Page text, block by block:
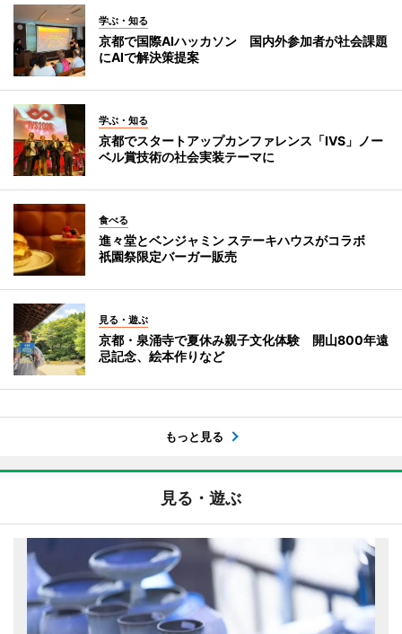
学ぶ・知る
京都で国際AIハッカソン 国内外参加者が社会課題
にAIで解決策提案
学ぶ・知る
京都でスタートアップカンファレンス「IVS」ノー
ベル賞技術の社会実装テーマに
食べる
進々堂とベンジャミン ステーキハウスがコラボ
祇園祭限定バーガー販売
見る・遊ぶ
京都・泉涌寺で夏休み親子文化体験 開山800年遠
忌記念、絵本作りなど
もっと見る
見る・遊ぶ